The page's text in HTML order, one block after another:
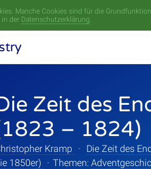
Manche Cookies sind für die
in der Datenschutzerklärung.
Zeit des
– 1824)
Kramp ·
Die Zeit des
1850er)
· Themen: